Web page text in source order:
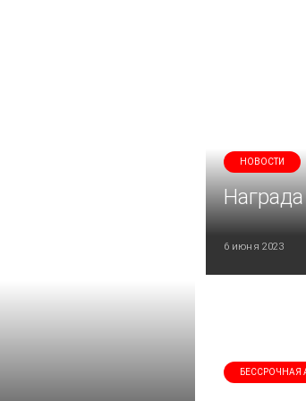
НОВОСТИ
6 июня 2023
БЕССРОЧНАЯ